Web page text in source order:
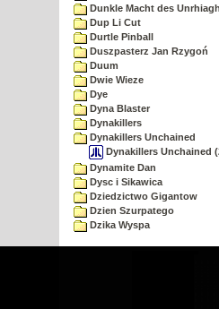
Dunkle Macht des
Dup Li Cut
Durtle Pinball
Duszpasterz Jan Rzygoń
Duum
Dwie Wieze
Dye
Dyna Blaster
Dynakillers
Dynakillers Unchained
Dynakillers Unchained
Dynamite Dan
Dysc i Sikawica
Dziedzictwo Gigantow
Dzien Szurpatego
Dzika Wyspa